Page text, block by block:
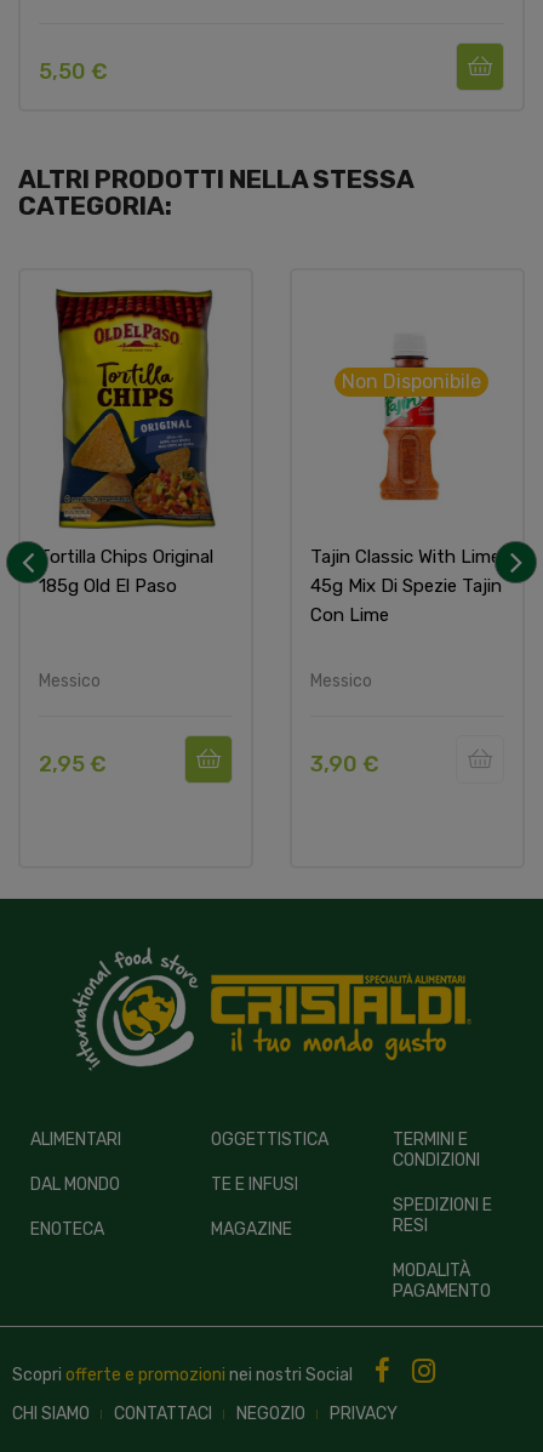
5,50 €
ALTRI PRODOTTI NELLA STESSA
CATEGORIA:
Tortilla Chips Original
185g Old El Paso
Messico
2,95 €
Tajin Classic With Lime
45g Mix Di Spezie Tajin
Con Lime
Messico
Non Disponibile
3,90 €
ALIMENTARI
DAL MONDO
ENOTECA
OGGETTISTICA
TE E INFUSI
MAGAZINE
TERMINI E
CONDIZIONI
SPEDIZIONI E
RESI
MODALITÀ
PAGAMENTO
Scopri offerte e promozioni nei nostri Social
CHI SIAMO
CONTATTACI NEGOZIO PRIVACY